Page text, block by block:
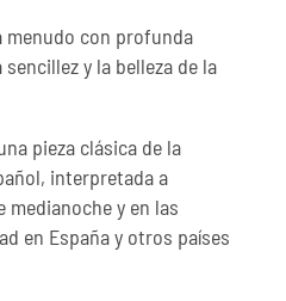
menudo con profunda
y la belleza de la
pieza clásica de la
interpretada a
medianoche y en las
en España y otros países